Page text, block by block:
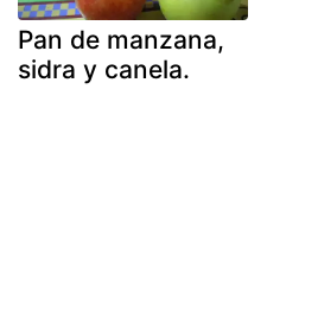
Pan de manzana,
sidra y canela.